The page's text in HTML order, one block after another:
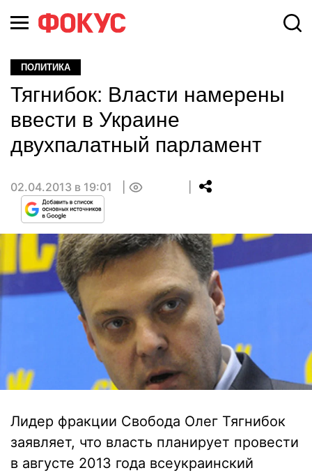
ПОЛИТИКА
Тягнибок: Власти намерены
ввести в Украине
двухпалатный парламент
02.04.2013 в 19:01
Лидер фракции Свобода Олег Тягнибок
заявляет, что власть планирует провести
в августе 2013 года всеукраинский